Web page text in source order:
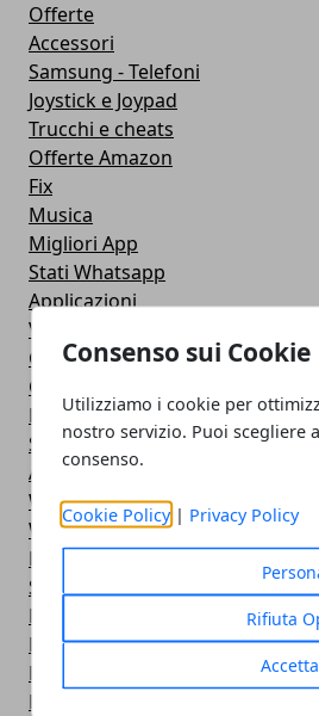
Consenso sui Cookie
Utilizziamo i cookie per
nostro servizio. Puoi scegliere
consenso.
Cookie Policy | Privacy Policy
Rifiuta
Offerte
Accessori
Samsung - Telefoni
Joystick e Joypad
Trucchi e cheats
Offerte Amazon
Fix
Musica
Migliori App
Stati Whatsapp
Applicazioni
Viaggi
Galaxy Note 5
Google Play
Fotografia
Stile di vita
Antivirus
Widget Orologio
Widget Meteo
Ricezione WiFi
Sport
Meteo
Rooting
Emulazione
Lg - Telefoni